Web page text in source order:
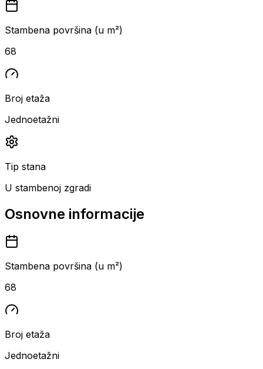
Stambena površina (u m²)
68
Broj etaža
Jednoetažni
Tip stana
U stambenoj zgradi
Osnovne informacije
Stambena površina (u m²)
68
Broj etaža
Jednoetažni